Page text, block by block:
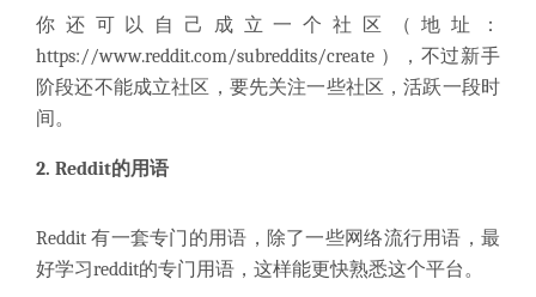
你还可以自己成立一个社区（地址：
https://www.reddit.com/subreddits/create ），不过新手
阶段还不能成立社区，要先关注一些社区，活跃一段时
间。
2. Reddit的用语
Reddit 有一套专门的用语，除了一些网络流行用语，最
好学习reddit的专门用语，这样能更快熟悉这个平台。